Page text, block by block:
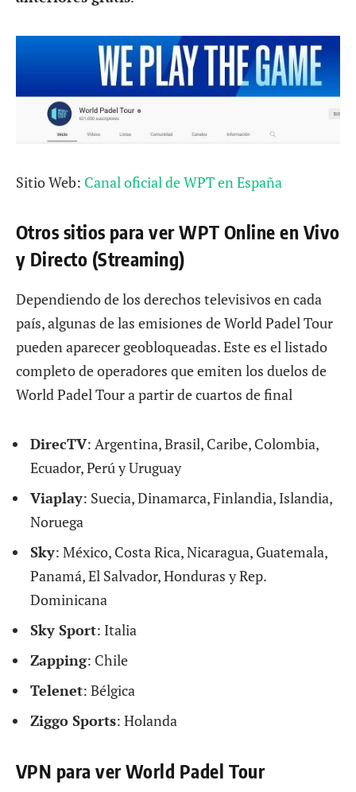
Sitio Web: Canal oficial de WPT en España
Otros sitios para ver WPT Online en Vivo
y Directo (Streaming)
Dependiendo de los derechos televisivos en cada
país, algunas de las emisiones de World Padel Tour
pueden aparecer geobloqueadas. Este es el listado
completo de operadores que emiten los duelos de
World Padel Tour a partir de cuartos de final
DirecTV: Argentina, Brasil, Caribe, Colombia,
Ecuador, Perú y Uruguay
Viaplay: Suecia, Dinamarca, Finlandia, Islandia,
Noruega
Sky: México, Costa Rica, Nicaragua, Guatemala,
Panamá, El Salvador, Honduras y Rep.
Dominicana
Sky Sport: Italia
Zapping: Chile
Telenet: Bélgica
Ziggo Sports: Holanda
VPN para ver World Padel Tour